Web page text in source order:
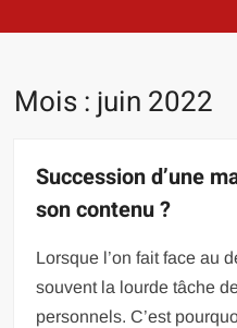
Mois : juin 2022
Succession d’une
son contenu ?
Lorsque l’on fait face au
souvent la lourde tâche
personnels. C’est